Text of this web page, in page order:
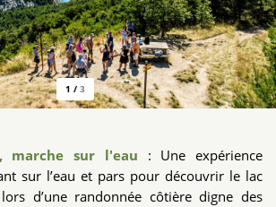
1 / 3
marche sur l'eau : Une expérience
sur l’eau et pars pour découvrir le lac
d’une randonnée côtière digne des